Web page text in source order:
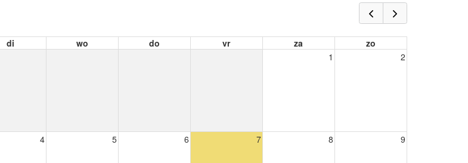
di wo do vr za
zo
1
2
4 5 6 7 8 9